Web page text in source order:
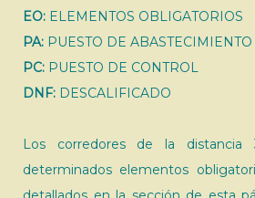
EO: ELEMENTOS OBLIGATORIOS
PA: PUESTO DE ABASTECIMIENTO
PC: PUESTO DE CONTROL
DNF: DESCALIFICADO
Los corredores de la distancia
determinados elementos